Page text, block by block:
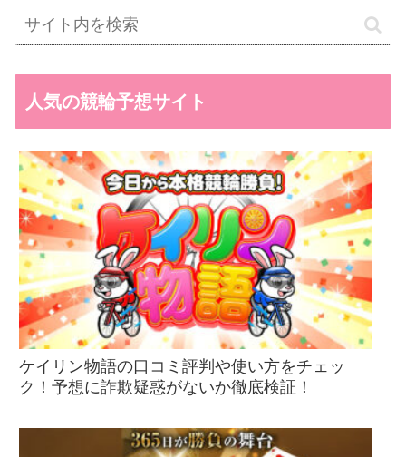
人気の競輪予想サイト
ケイリン物語の口コミ評判や使い方をチェッ
ク！予想に詐欺疑惑がないか徹底検証！